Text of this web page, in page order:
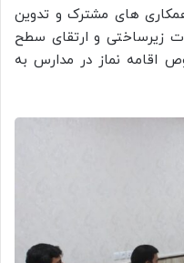
های مشترک و تدوین
زیرساختی و ارتقای سطح
اقامه نماز در مدارس به